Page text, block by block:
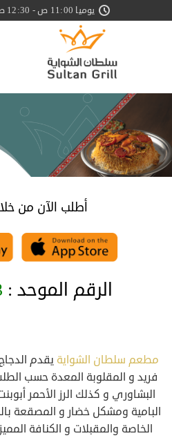
للمحتوى
يوميا 11:00 ص - 12:30 ص
أطلب الآن من
الرقم الموحد :
مطعم سلطان الشواية يقدم
فريد و المقلوبة المعدة حسب
البشاوري و كذلك الرز الأحمر
البامية ومشكل خضار و المصقعة
الخاصة والمقبلات و الكنافة